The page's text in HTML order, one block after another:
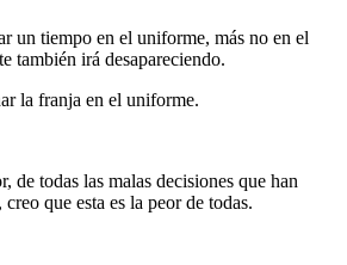
un tiempo en el uniforme, más no en el
también irá desapareciendo.
la franja en el uniforme.
de todas las malas decisiones que han
que esta es la peor de todas.